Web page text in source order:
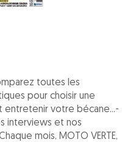
toutes les
pour choisir une
entretenir votre bécane...-
interviews et nos
mois, MOTO VERTE,